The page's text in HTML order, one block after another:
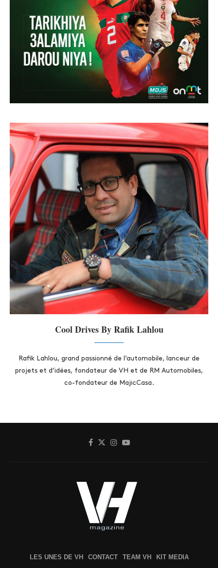
Cool Drives By Rafik Lahlou
Rafik Lahlou, grand passionné de l’automobile, lanceur de
projets et d’idées, fondateur de VH et de RM Automobiles,
co-fondateur de MajicCasa.
LES UNES DE VH CONTACT TEAM VH KIT MEDIA